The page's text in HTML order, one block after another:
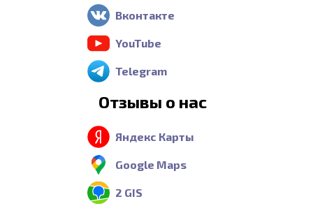
Вконтакте
YouTube
Telegram
Отзывы о нас
Яндекс Карты
Google Maps
2 GIS